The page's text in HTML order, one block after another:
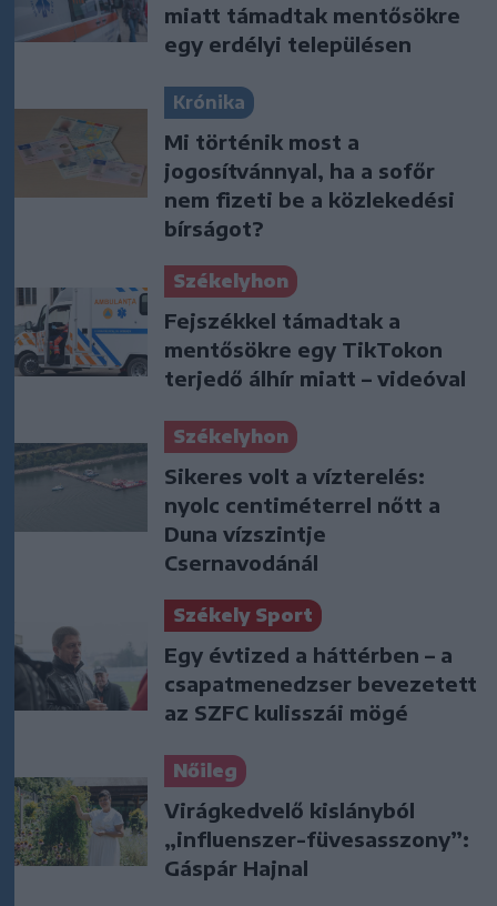
miatt támadtak mentősökre
egy erdélyi településen
Krónika
Mi történik most a
jogosítvánnyal, ha a sofőr
nem fizeti be a közlekedési
bírságot?
Székelyhon
Fejszékkel támadtak a
mentősökre egy TikTokon
terjedő álhír miatt – videóval
Székelyhon
Sikeres volt a vízterelés:
nyolc centiméterrel nőtt a
Duna vízszintje
Csernavodánál
Székely Sport
Egy évtized a háttérben – a
csapatmenedzser bevezetett
az SZFC kulisszái mögé
Nőileg
Virágkedvelő kislányból
„influenszer-füvesasszony”:
Gáspár Hajnal